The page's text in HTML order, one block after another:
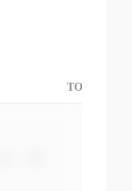
TOP3交易国